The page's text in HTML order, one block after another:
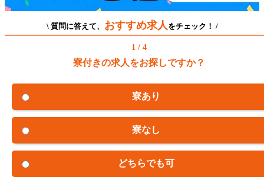
\ 質問に答えて、 おすすめ求人 をチェック！ /
1 / 4
寮付きの求人をお探しですか？
寮あり
寮なし
どちらでも可